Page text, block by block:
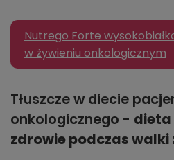
Nutrego Forte
w żywieniu onkologicznym
Tłuszcze w diecie
onkologicznego - dieta
zdrowie podczas